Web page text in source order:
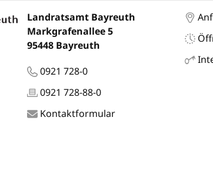
Landratsamt Bayreuth
Markgrafenallee 5
95448 Bayreuth
0921 728-0
0921 728-88-0
Kontaktformular